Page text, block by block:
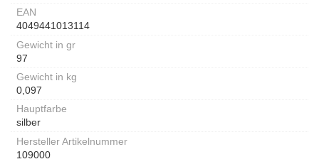
EAN
4049441013114
Gewicht in gr
97
Gewicht in kg
0,097
Hauptfarbe
silber
Hersteller Artikelnummer
109000